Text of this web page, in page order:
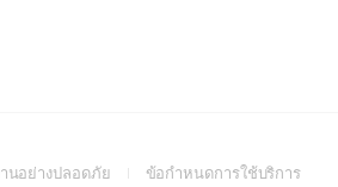
นอย่างปลอดภัย(Openข้อกำหนดการใช้บริการ(Open